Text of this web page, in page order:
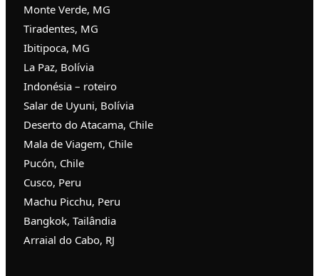
Monte Verde, MG
Tiradentes, MG
Ibitipoca, MG
La Paz, Bolívia
Indonésia – roteiro
Salar de Uyuni, Bolívia
Deserto do Atacama, Chile
Mala de Viagem, Chile
Pucón, Chile
Cusco, Peru
Machu Picchu, Peru
Bangkok, Tailândia
Arraial do Cabo, RJ